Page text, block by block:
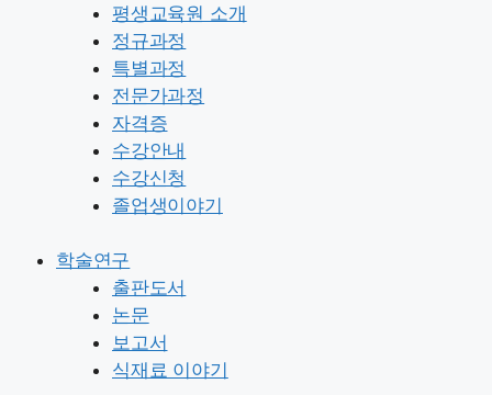
평생교육원 소개
정규과정
특별과정
전문가과정
자격증
수강안내
수강신청
졸업생이야기
학술연구
출판도서
논문
보고서
식재료 이야기